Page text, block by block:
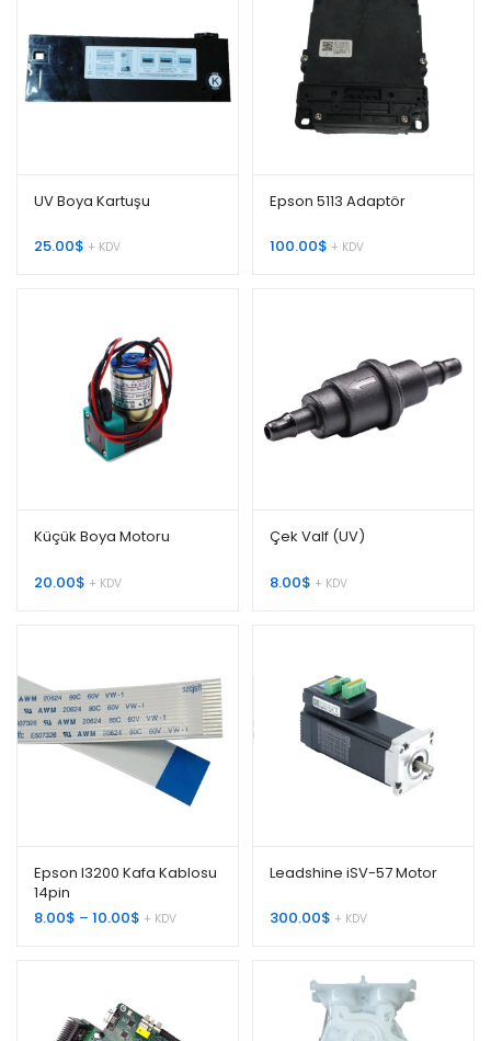
UV Boya Kartuşu
25.00$ + KDV
Epson 5113 Adaptör
100.00$ + KDV
Küçük Boya Motoru
20.00$ + KDV
Çek Valf (UV)
8.00$ + KDV
Epson I3200 Kafa Kablosu
14pin
8.00$ – 10.00$ Fiyat
+ KDV
Leadshine iSV-57 Motor
300.00$ + KDV